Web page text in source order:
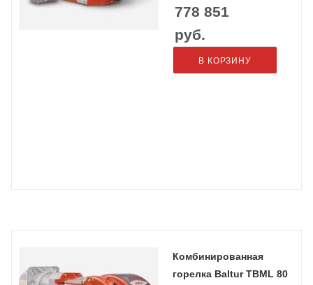
778 851
руб.
В КОРЗИНУ
Комбинированная
горелка Baltur TBML 80